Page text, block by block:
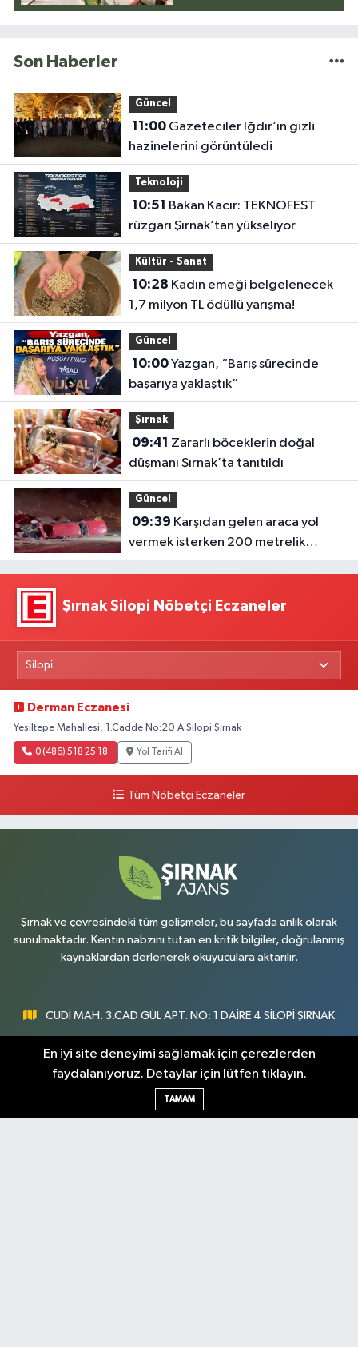
Son Haberler
Güncel
11:00Gazeteciler Iğdır’ın gizli
hazinelerini görüntüledi
Teknoloji
10:51
rüzgarı Şırnak’tan yükseliyor
Kültür - Sanat
10:28
1,7 milyon TL ödüllü yarışma!
Güncel
10:00Yazgan, “Barış sürecinde
başarıya yaklaştık”
Şırnak
09:41
düşmanı Şırnak’ta tanıtıldı
Güncel
09:39
vermek isterken 200 metrelik
uçuruma yuvarlandı
Şırnak Silopi Nöbetçi Eczaneler
Derman Eczanesi
Yeşiltepe Mahallesi, 1.Cadde No:20 A Silopi Şırnak
0 (486) 518 25 18 Yol Tarifi Al
Tüm Nöbetçi Eczaneler
Şırnak ve çevresindeki tüm gelişmeler, bu sayfada anlık olarak
sunulmaktadır. Kentin nabzını tutan en kritik bilgiler, doğrulanmış
kaynaklardan derlenerek okuyuculara aktarılır.
CUDİ MAH. 3.CAD GÜL APT. NO: 1 DAİRE 4 SİLOPİ ŞIRNAK
0547 300 73 73
[email protected]
En iyi site deneyimi sağlamak için çerezlerden
faydalanıyoruz. Detaylar için lütfen tıklayın.
TAMAM